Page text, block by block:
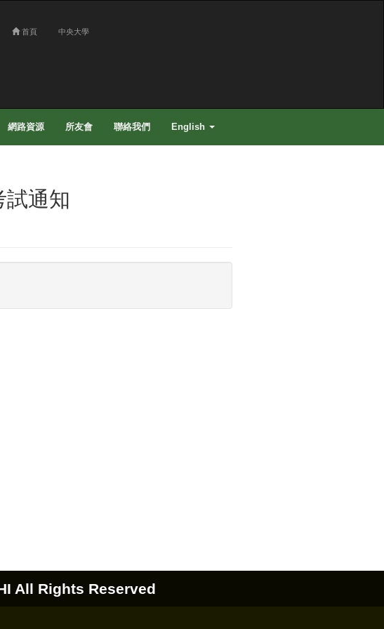
首頁 中央大學
網路資源 所友會 聯絡我們 English
試通知
All Rights Reserved